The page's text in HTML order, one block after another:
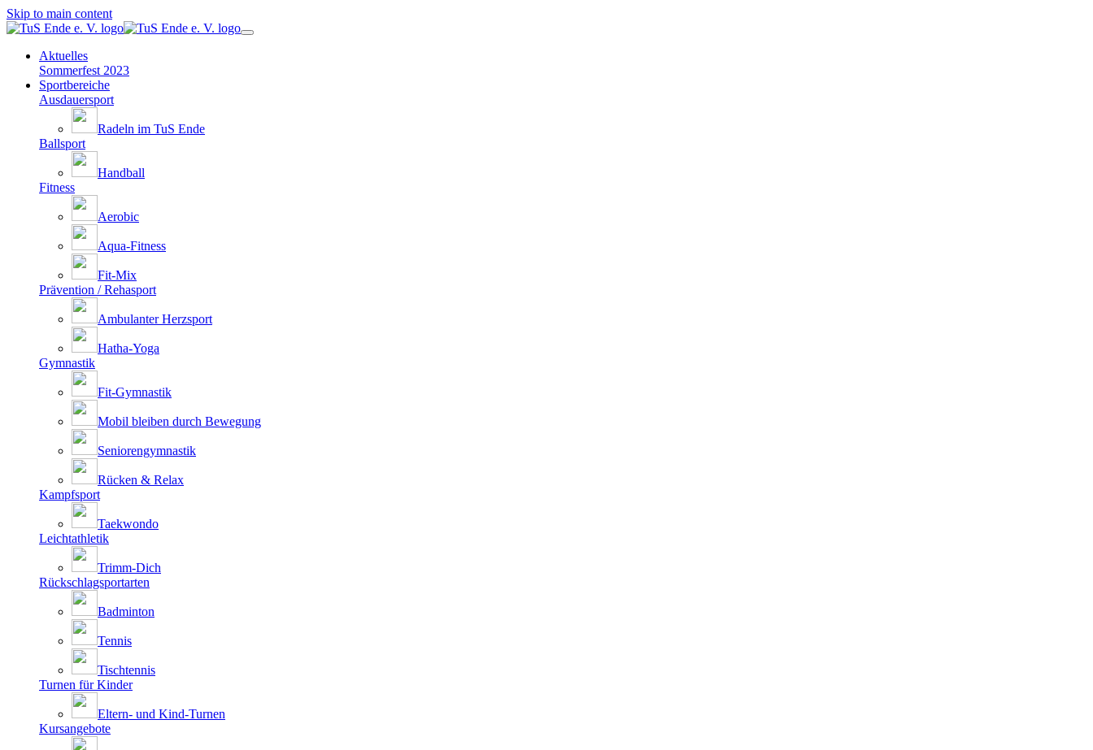
Skip to main content
Aktuelles
Sommerfest 2023
Sportbereiche
Ausdauersport
Radeln im TuS Ende
Ballsport
Handball
Fitness
Aerobic
Aqua-Fitness
Fit-Mix
Prävention / Rehasport
Ambulanter Herzsport
Hatha-Yoga
Gymnastik
Fit-Gymnastik
Mobil bleiben durch Bewegung
Seniorengymnastik
Rücken & Relax
Kampfsport
Taekwondo
Leichtathletik
Trimm-Dich
Rückschlagsportarten
Badminton
Tennis
Tischtennis
Turnen für Kinder
Eltern- und Kind-Turnen
Kursangebote